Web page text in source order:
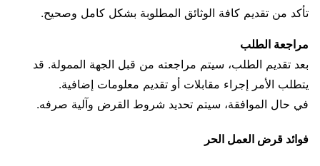
تأكد من تقديم كافة الوثائق المطلوبة بشكل كامل وصحيح.
مراجعة الطلب
بعد تقديم الطلب، سيتم مراجعته من قبل الجهة الممولة. قد
يتطلب الأمر إجراء مقابلات أو تقديم معلومات إضافية.
في حال الموافقة، سيتم تحديد شروط القرض وآلية صرفه.
فوائد قرض العمل الحر